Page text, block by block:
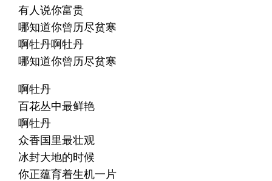
有人说你富贵
哪知道你曾历尽贫寒
啊牡丹啊牡丹
哪知道你曾历尽贫寒
啊牡丹
百花丛中最鲜艳
啊牡丹
众香国里最壮观
冰封大地的时候
你正蕴育着生机一片